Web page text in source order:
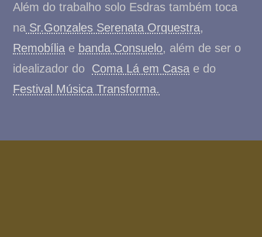
Além do trabalho solo Esdras também toca
na Sr.Gonzales Serenata Orquestra,
Remobília e banda Consuelo, além de ser o
idealizador do Coma Lá em Casa e do
Festival Música Transforma.